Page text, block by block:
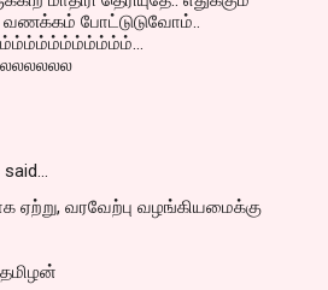
வணக்கம் போட்டுடுவோம்..
ஏற்று, வரவேற்பு வழங்கியமைக்கு